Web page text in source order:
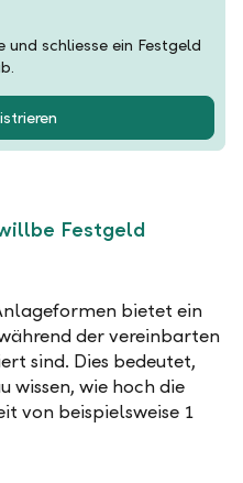
schliesse ein Festgeld
Festgeld
bietet ein
der vereinbarten
sind. Dies bedeutet,
wissen, wie hoch die
von beispielsweise 1